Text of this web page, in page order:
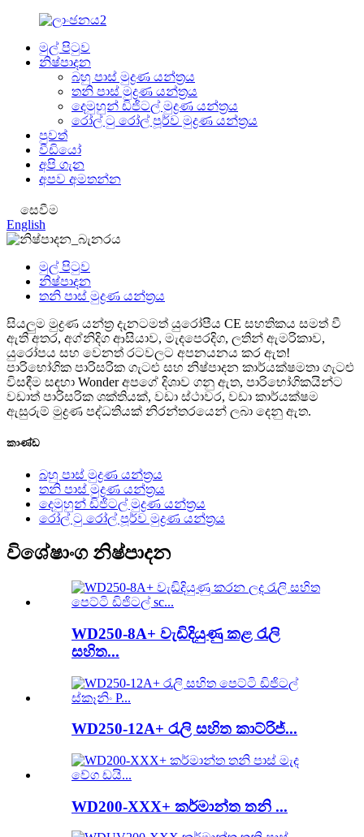
මුල් පිටුව
නිෂ්පාදන
බහු පාස් මුද්‍රණ යන්ත්‍රය
තනි පාස් මුද්‍රණ යන්ත්‍රය
දෙමුහුන් ඩිජිටල් මුද්‍රණ යන්ත්‍රය
රෝල් ටු රෝල් පූර්ව මුද්‍රණ යන්ත්‍රය
පුවත්
වීඩියෝ
අපි ගැන
අපව අමතන්න
සෙවීම
English
මුල් පිටුව
නිෂ්පාදන
තනි පාස් මුද්‍රණ යන්ත්‍රය
සියලුම මුද්‍රණ යන්ත්‍ර දැනටමත් යුරෝපීය CE සහතිකය සමත් වී
ඇති අතර, අග්නිදිග ආසියාව, මැදපෙරදිග, ලතින් ඇමරිකාව,
යුරෝපය සහ වෙනත් රටවලට අපනයනය කර ඇත!
පාරිභෝගික පාරිසරික ගැටළු සහ නිෂ්පාදන කාර්යක්ෂමතා ගැටළු
විසඳීම සඳහා Wonder අපගේ දිශාව ගනු ඇත, පාරිභෝගිකයින්ට
වඩාත් පාරිසරික ශක්තියක්, වඩා ස්ථාවර, වඩා කාර්යක්ෂම
ඇසුරුම් මුද්‍රණ පද්ධතියක් නිරන්තරයෙන් ලබා දෙනු ඇත.
කාණ්ඩ
බහු පාස් මුද්‍රණ යන්ත්‍රය
තනි පාස් මුද්‍රණ යන්ත්‍රය
දෙමුහුන් ඩිජිටල් මුද්‍රණ යන්ත්‍රය
රෝල් ටු රෝල් පූර්ව මුද්‍රණ යන්ත්‍රය
විශේෂාංග නිෂ්පාදන
WD250-8A+ වැඩිදියුණු කළ රැලි
සහිත...
WD250-12A+ රැලි සහිත කාට්රිජ්...
WD200-XXX+ කර්මාන්ත තනි ...